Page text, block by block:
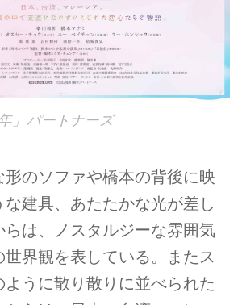
」パートナーズ
形のソファや橋本の背後に映
な建具、あたたかな光が差し
は、ノスタルジーな雰囲気
界観を表している。またス
ように散り散りに並べられた